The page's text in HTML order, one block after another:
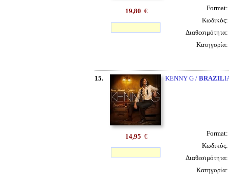
19,80 €
Format:
Κωδικός:
Διαθεσιμότητα:
Κατηγορία:
15. KENNY G / BRAZIL
14,95 €
Format:
Κωδικός:
Διαθεσιμότητα:
Κατηγορία: